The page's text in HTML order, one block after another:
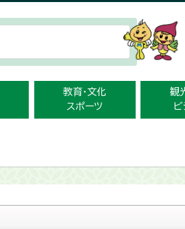
教育・文化
スポーツ
観